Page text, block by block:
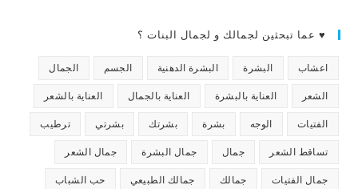
♥ عما تبحثين لجمالك و لجمال البنات ؟
اعشاب البشرة البشرة الدهنية الجسم الجمال
الشعر العناية بالبشرة العناية بالجمال العناية بالشعر
الفتيات الوجه بشرة بشرتك بشرتي ترطيب
تساقط الشعر جمال جمال البشرة جمال الشعر
جمال الفتيات جمالك جمالك الطبيعي حب الشباب